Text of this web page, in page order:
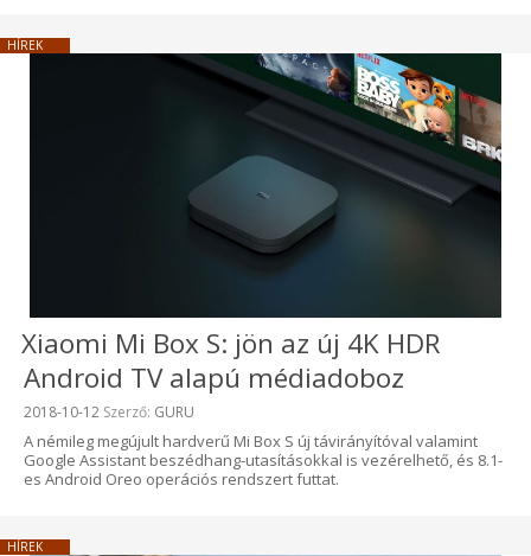
HÍREK
Xiaomi Mi Box S: jön az új 4K HDR
Android TV alapú médiadoboz
Beküldve:
2018-10-12 Szerző: GURU
A némileg megújult hardverű Mi Box S új távirányítóval valamint
Google Assistant beszédhang-utasításokkal is vezérelhető, és 8.1-
es Android Oreo operációs rendszert futtat.
HÍREK